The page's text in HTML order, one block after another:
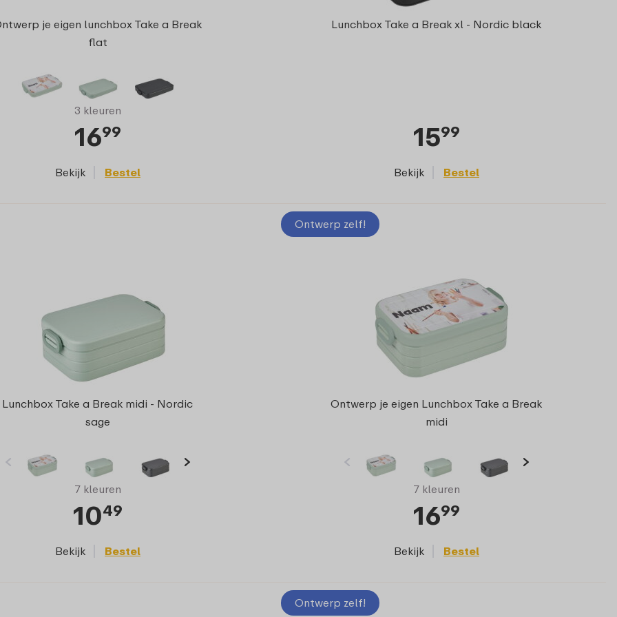
je eigen lunchbox Take a Break
flat
3 kleuren
1699
Bekijk Bestel
Lunchbox Take a Break xl - Nordic black
1599
Bekijk Bestel
Lunchbox Take a Break midi - Nordic
sage
7 kleuren
1049
Bekijk Bestel
Ontwerp zelf!
Ontwerp je eigen Lunchbox Take a Break
midi
7 kleuren
1699
Bekijk Bestel
Ontwerp zelf!